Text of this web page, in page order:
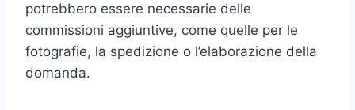
potrebbero essere necessarie delle
commissioni aggiuntive, come quelle per le
fotografie, la spedizione o l’elaborazione della
domanda.